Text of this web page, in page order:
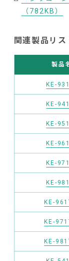
（782KB）
関連製品リス
製品
KE-
KE-
KE-
KE-
KE-
KE-
KE-
KE-
KE-